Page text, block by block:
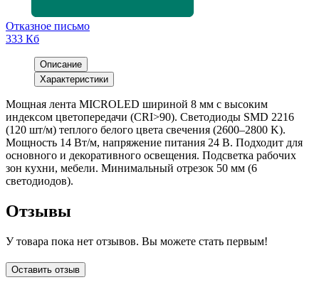
Отказное письмо
333 Кб
Описание
Характеристики
Мощная лента MICROLED шириной 8 мм с высоким
индексом цветопередачи (CRI>90). Светодиоды SMD 2216
(120 шт/м) теплого белого цвета свечения (2600–2800 K).
Мощность 14 Вт/м, напряжение питания 24 В. Подходит для
основного и декоративного освещения. Подсветка рабочих
зон кухни, мебели. Минимальный отрезок 50 мм (6
светодиодов).
Отзывы
У товара пока нет отзывов. Вы можете стать первым!
Оставить отзыв